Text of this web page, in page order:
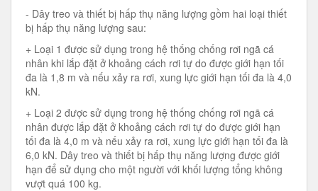
- Dây treo và thiết bị hấp thụ năng lượng gồm hai loại thiết
bị hấp thụ năng lượng sau:
+ Loại 1 được sử dụng trong hệ thống chống rơi ngã cá
nhân khi lắp đặt ở khoảng cách rơi tự do được giới hạn tối
đa là 1,8 m và nếu xảy ra rơi, xung lực giới hạn tối đa là 4,0
kN.
+ Loại 2 được sử dụng trong hệ thống chống rơi ngã cá
nhân được lắp đặt ở khoảng cách rơi tự do được giới hạn
tối đa là 4,0 m và nếu xảy ra rơi, xung lực giới hạn tối đa là
6,0 kN. Dây treo và thiết bị hấp thụ năng lượng được giới
hạn để sử dụng cho một người với khối lượng tổng không
vượt quá 100 kg.